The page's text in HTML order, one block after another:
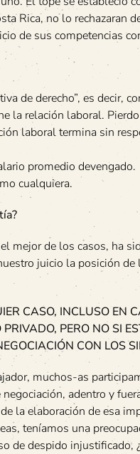
Rica, no lo rechazaran
de sus competencias
de derecho”, es decir,
la relación laboral.
laboral termina sin
promedio devengado.
cualquiera.
mejor de los casos, ha
juicio la posición
CASO, INCLUSO EN
PERO NO SI
CON LOS
muchos-as
adentro y
la elaboración de esa
teníamos una
de despido